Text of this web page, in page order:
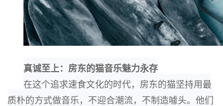
真诚至上： 房东的猫音乐魅力永存
在这个追求速食文化的时代，房东的猫坚持用最
质朴的方式做音乐，不迎合潮流，不制造噱头。 他们